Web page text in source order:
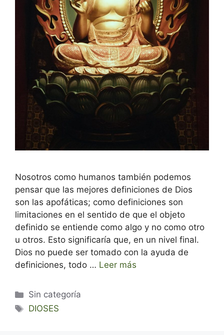
Nosotros como humanos también podemos
pensar que las mejores definiciones de Dios
son las apofáticas; como definiciones son
limitaciones en el sentido de que el objeto
definido se entiende como algo y no como otro
u otros. Esto significaría que, en un nivel final.
Dios no puede ser tomado con la ayuda de
definiciones, todo … Leer más
Categorías
Sin categoría
Etiquetas
DIOSES